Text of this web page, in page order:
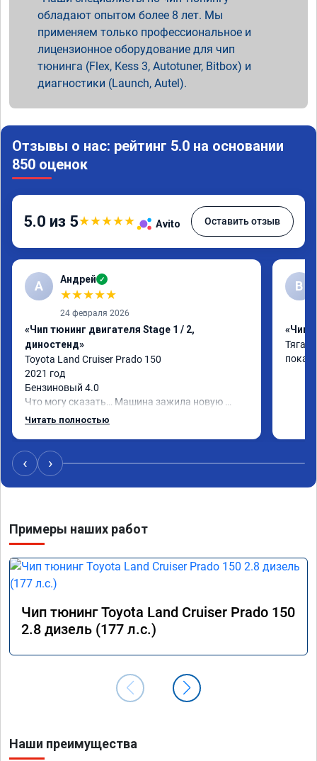
обладают опытом более 8 лет. Мы
применяем только профессиональное и
лицензионное оборудование для чип
тюнинга (Flex, Kess 3, Autotuner, Bitbox) и
диагностики (Launch, Autel).
Отзывы о нас: рейтинг 5.0 на основании
850 оценок
5.0 из 5★★★★★ Avito Оставить отзыв
А Андрей ✓
★★★★★
24 февраля 2026
«Чип тюнинг двигателя Stage 1 / 2,
диностенд»
Toyota Land Cruiser Prado 150
2021 год
Бензиновый 4.0
Что могу сказать… Машина зажила новую
жизнь)
Самое заметное - машина стала лучше
отзываться на педаль газа и тянуть с низов.
Пропали легкие удары в коробе при резком
Жалею что не прошил сразу при покупке)
Рекомендую!
Читать полностью
В
«Чип
Тяга
‹ ›
Примеры наших работ
Чип тюнинг Toyota Land Cruiser Prado 150
2.8 дизель (177 л.с.)
Наши преимущества